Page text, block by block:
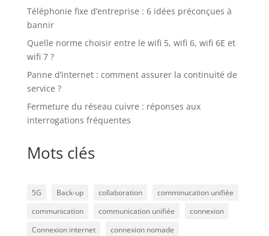
Téléphonie fixe d’entreprise : 6 idées préconçues à
bannir
Quelle norme choisir entre le wifi 5, wifi 6, wifi 6E et
wifi 7 ?
Panne d’internet : comment assurer la continuité de
service ?
Fermeture du réseau cuivre : réponses aux
interrogations fréquentes
Mots clés
5G Back-up collaboration
comminucation unifiée
communication
communication unifiée
connexion
Connexion internet
connexion nomade